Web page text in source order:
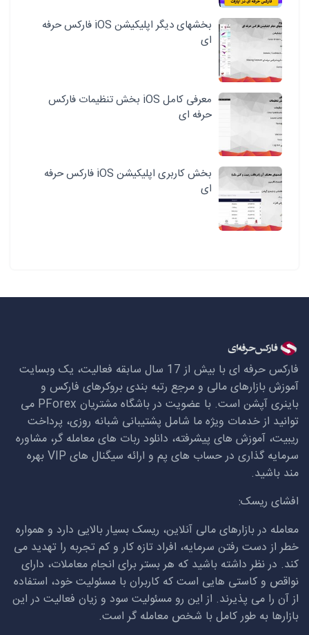
بخشهای دیگر اپلیکیشن iOS فارکس حرفه
ای
معرفی کامل iOS بخش تنظیمات فارکس
حرفه ای
بخش کاربری اپلیکیشن iOS فارکس حرفه
ای
فارکس حرفه ای با بیش از 17 سال سابقه فعالیت، یک وبسایت
آموزش بازارهای مالی و مرجع رتبه بندی بروکرهای فارکس و
باینری آپشن است. با عضویت در باشگاه مشتریان PForex می
توانید از خدمات ویژه ما شامل پشتیبانی شبانه روزی، پرداخت
ریبیت، آموزش های پیشرفته، دانلود ربات های معامله گر، مشاوره
سرمایه گذاری در حساب های پم و ارائه سیگنال های VIPبهره
مند باشید.
افشای ریسک:
معامله در بازارهای مالی آنلاین، ریسک بسیار بالایی دارد و همواره
خطر از دست رفتن سرمایه، افراد تازه کار و کم تجربه را تهدید می
کند. در نظر داشته باشید که هر بستر برای انجام معاملات، دارای
نواقص و کاستی هایی است که کاربران با مسئولیت خود، استفاده
از آن را می پذیرند. از این رو مسئولیت سود و زیان فعالیت در این
بازارها به طور کامل با شخص معامله گر است.